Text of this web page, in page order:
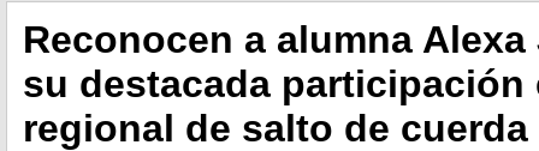
Reconocen a alumna
su destacada participación
regional de salto de cuerda